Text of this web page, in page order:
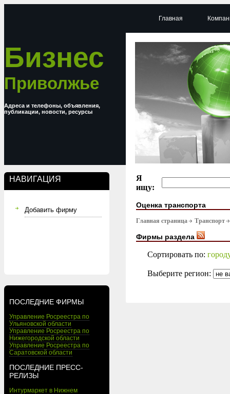
Бизнес
Приволжье
Адреса и телефоны, объявления,
публикации, новости, ресурсы
НАВИГАЦИЯ
Добавить фирму
ПОСЛЕДНИЕ ФИРМЫ
Управление Росреестра по
Ульяновской области
Управление Росреестра по
Нижегородской области
Управление Росреестра по
Саратовской области
ПОСЛЕДНИЕ ПРЕСС-
РЕЛИЗЫ
Интурмаркет в Нижнем
Главная
Я
ищу:
Оценка транспорта
Главная страница Транспорт
Фирмы раздела
Сортировать по:
Выберите регион: